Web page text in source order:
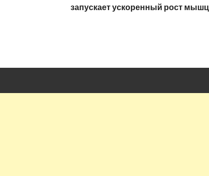
запускает ускоренный рост мышц